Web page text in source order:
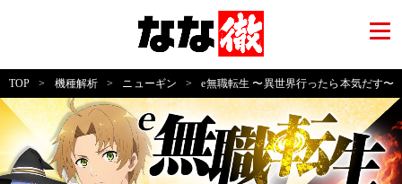
TOP > 機種解析 > ニューギン > e無職転生 〜異世界行ったら本気だす〜